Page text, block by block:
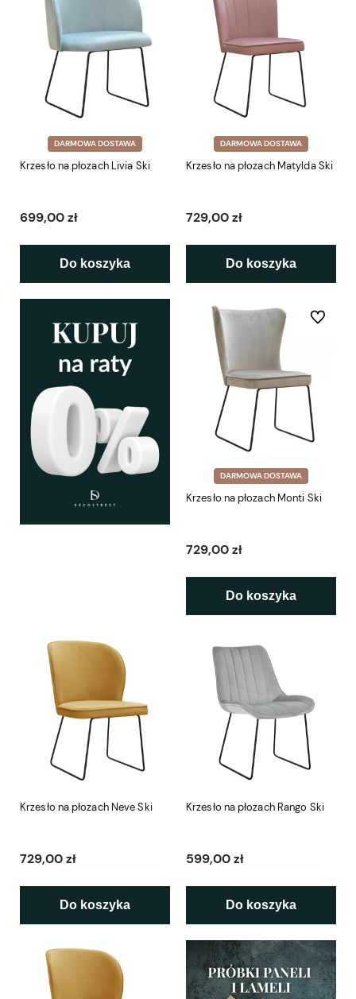
DARMOWA DOSTAWA
Krzesło na płozach Livia Ski
699,00 zł
Do koszyka
DARMOWA DOSTAWA
Krzesło na płozach Matylda Ski
729,00 zł
Do koszyka
DARMOWA DOSTAWA
Krzesło na płozach Monti Ski
729,00 zł
Do koszyka
Do
Krzesło na płozach Neve Ski
729,00 zł
Do koszyka
Krzesło na płozach Rango Ski
599,00 zł
Do koszyka